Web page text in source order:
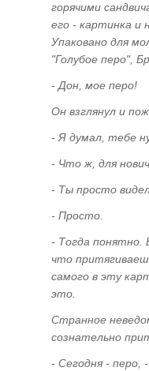
Книга "Эниология"
Книга "Эниология
Аудио-книга
Отзывы о книге
Обучение
Студия "ПК"
Представители
горячими
его - картинка и
Упаковано для
"Голубое перо",
- Дон, мое перо!
Он взглянул и
- Я думал, тебе
- Что ж, для
- Ты просто
- Просто.
- Тогда
что
самого в эту
это.
Странное
сознательно
- Сегодня - перо,